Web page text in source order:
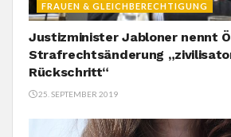
FRAUEN & GLEICHBERECHTIGUNG
Justizminister Jabloner nennt
Strafrechtsänderung
Rückschritt“
25. SEPTEMBER 2019